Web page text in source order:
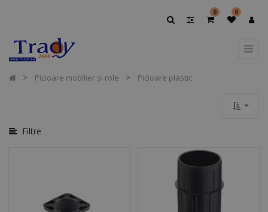
0 0
Picioare mobilier si role Picioare plastic
Filtre
Afișați
Categoriile